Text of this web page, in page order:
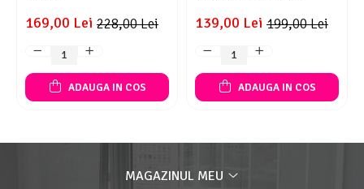
228,00 Lei
169,00 Lei
ADAUGA IN COS
199,00 Lei
139,00 Lei
ADAUGA IN COS
MAGAZINUL MEU